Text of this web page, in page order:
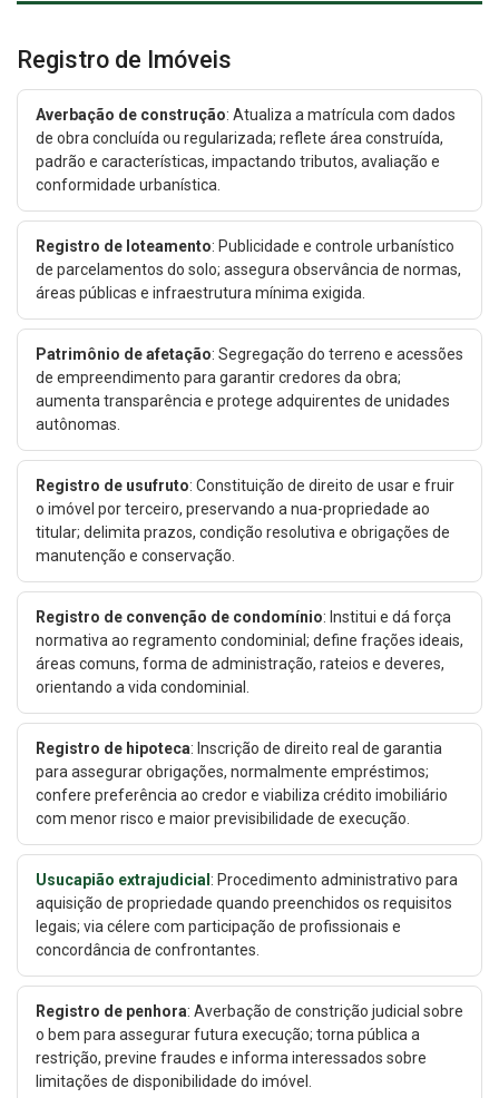
Registro de Imóveis
Averbação de construção: Atualiza a matrícula com dados
de obra concluída ou regularizada; reflete área construída,
padrão e características, impactando tributos, avaliação e
conformidade urbanística.
Registro de loteamento: Publicidade e controle urbanístico
de parcelamentos do solo; assegura observância de normas,
áreas públicas e infraestrutura mínima exigida.
Patrimônio de afetação: Segregação do terreno e acessões
de empreendimento para garantir credores da obra;
aumenta transparência e protege adquirentes de unidades
autônomas.
Registro de usufruto: Constituição de direito de usar e fruir
o imóvel por terceiro, preservando a nua-propriedade ao
titular; delimita prazos, condição resolutiva e obrigações de
manutenção e conservação.
Registro de convenção de condomínio: Institui e dá força
normativa ao regramento condominial; define frações ideais,
áreas comuns, forma de administração, rateios e deveres,
orientando a vida condominial.
Registro de hipoteca: Inscrição de direito real de garantia
para assegurar obrigações, normalmente empréstimos;
confere preferência ao credor e viabiliza crédito imobiliário
com menor risco e maior previsibilidade de execução.
Usucapião extrajudicial : Procedimento administrativo para
aquisição de propriedade quando preenchidos os requisitos
legais; via célere com participação de profissionais e
concordância de confrontantes.
Registro de penhora: Averbação de constrição judicial sobre
o bem para assegurar futura execução; torna pública a
restrição, previne fraudes e informa interessados sobre
limitações de disponibilidade do imóvel.